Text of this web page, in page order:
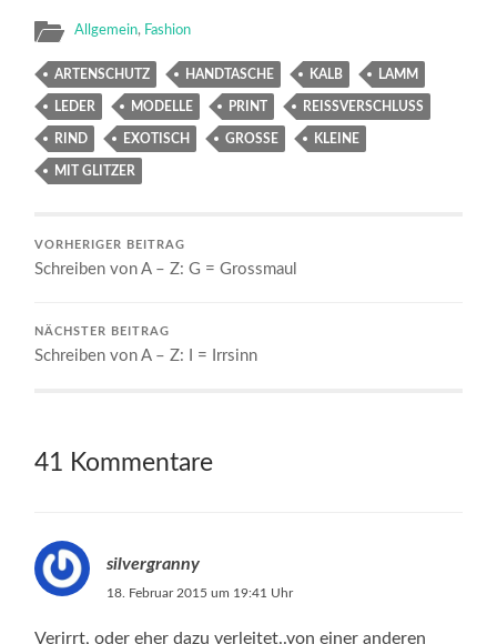
Allgemein, Fashion
ARTENSCHUTZ HANDTASCHE KALB LAMM
LEDER MODELLE PRINT REISSVERSCHLUSS
RIND EXOTISCH GROSSE KLEINE
MIT GLITZER
VORHERIGER BEITRAG
Schreiben von A – Z: G = Grossmaul
NÄCHSTER BEITRAG
Schreiben von A – Z: I = Irrsinn
41 Kommentare
silvergranny
18. Februar 2015 um 19:41 Uhr
Verirrt, oder eher dazu verleitet..von einer anderen